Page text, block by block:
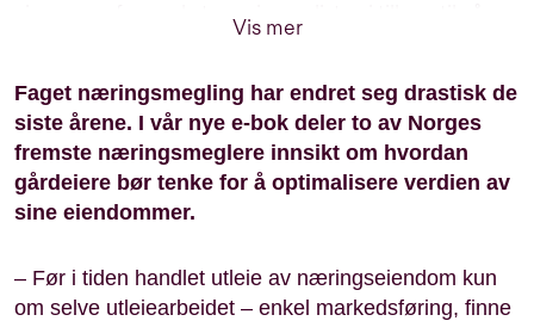
vi oss av erfarne eksterne journalister, i tillegg til våre
interne eksperter, til å produsere informativt,
interessert i eiendom. Vårt mål er å gi deg innsikt og
perspektiver som hjelper deg i dine beslutninger.
Vis mer
Faget næringsmegling har endret seg drastisk de
siste årene. I vår nye e-bok deler to av Norges
fremste næringsmeglere innsikt om hvordan
gårdeiere bør tenke for å optimalisere verdien av
sine eiendommer.
– Før i tiden handlet utleie av næringseiendom kun
om selve utleiearbeidet – enkel markedsføring, finne